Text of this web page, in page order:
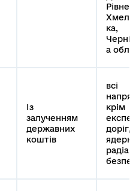
ка,
а
Із
залученням
державних
коштів
всі
крім
доріг,